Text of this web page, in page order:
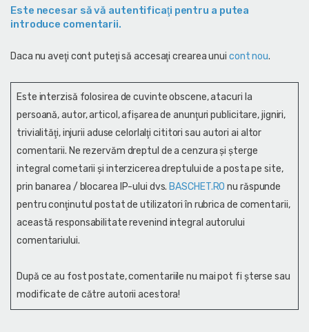
Este necesar să vă autentificaţi pentru a putea
introduce comentarii.
Daca nu aveţi cont puteţi să accesaţi crearea unui cont nou.
Este interzisă folosirea de cuvinte obscene, atacuri la
persoană, autor, articol, afişarea de anunţuri publicitare, jigniri,
trivialităţi, injurii aduse celorlalţi cititori sau autori ai altor
comentarii. Ne rezervăm dreptul de a cenzura și şterge
integral cometarii și interzicerea dreptului de a posta pe site,
prin banarea / blocarea IP-ului dvs. BASCHET.RO nu răspunde
pentru conţinutul postat de utilizatori în rubrica de comentarii,
această responsabilitate revenind integral autorului
comentariului.
După ce au fost postate, comentariile nu mai pot fi șterse sau
modificate de către autorii acestora!